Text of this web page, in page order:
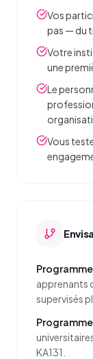
Vos
pas — du
Votre
une
Le
Vous
apprenants
supervisés
KA131.